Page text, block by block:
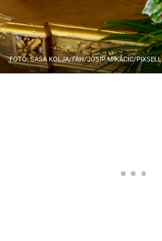
FOTO: SAŠA KOLJA/FAH/JOSIP MIKACIC/PIXSELL